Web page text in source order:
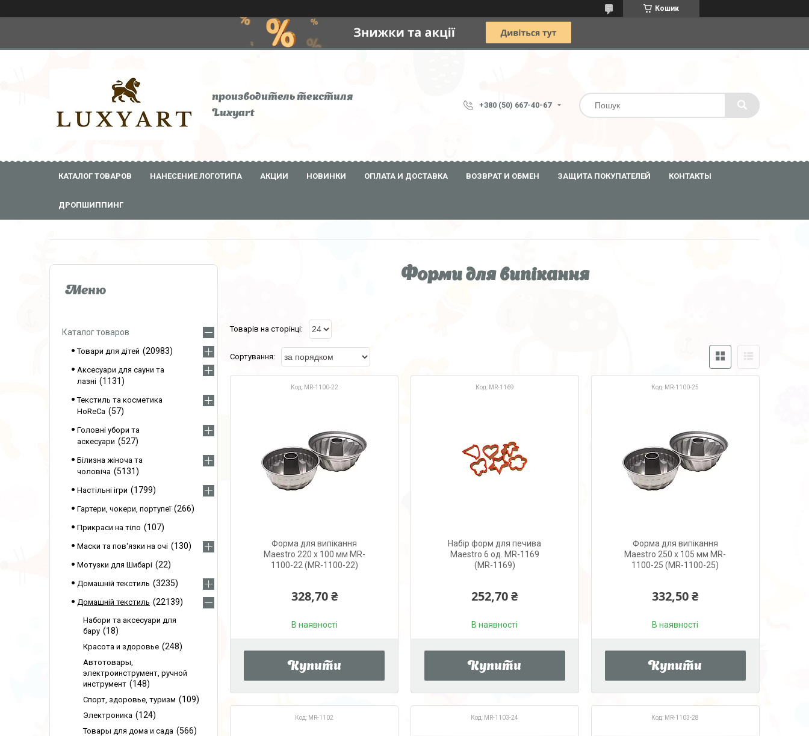
Кошик
производитель текстиля
Luxyart
+380 (50) 667-40-67
КАТАЛОГ ТОВАРОВ НАНЕСЕНИЕ ЛОГОТИПА АКЦИИ НОВИНКИ ОПЛАТА И ДОСТАВКА ВОЗВРАТ И ОБМЕН ЗАЩИТА ПОКУПАТЕЛЕЙ КОНТАКТЫ
ДРОПШИППИНГ
Форми для випікання
MR-1100-22
Форма для випікання
Maestro 220 х 100 мм MR-
1100-22 (MR-1100-22)
328,70 ₴
В наявності
Купити
MR-1169
Набір форм для печива
Maestro 6 од. MR-1169
(MR-1169)
252,70 ₴
В наявності
Купити
MR-1100-25
Форма для випікання
Maestro 250 х 105 мм MR-
1100-25 (MR-1100-25)
332,50 ₴
В наявності
Купити
MR-1102 MR-1103-24 MR-1103-28
Каталог товаров
Товари для дітей 20983
Аксесуари для сауни та
лазні
1131
Текстиль та косметика
HoReCa
57
Головні убори та
аскесуари
527
Білизна жіноча та
чоловіча
5131
Настільні ігри 1799
Гартери, чокери, портупеї 266
Прикраси на тіло 107
Маски та пов'язки на очі 130
Мотузки для Шибарі 22
Домашній текстиль 3235
Домашній текстиль 22139
Набори та аксесуари для
бару
18
Красота и здоровье 248
Автотовары,
электроинструмент, ручной
инструмент
148
Спорт, здоровье, туризм 109
Электроника 124
Товары для дома и сада 566